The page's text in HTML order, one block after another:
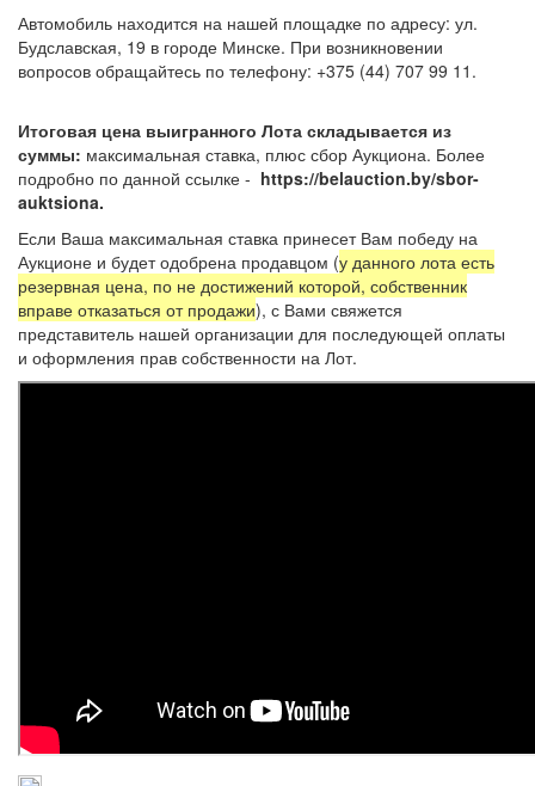
Автомобиль находится на нашей площадке по адресу: ул.
Будславская, 19 в городе Минске. При возникновении
вопросов обращайтесь по телефону: +375 (44) 707 99 11.
Итоговая цена выигранного Лота складывается из
суммы: максимальная ставка, плюс сбор Аукциона. Более
подробно по данной ссылке - https://belauction.by/sbor-
auktsiona.
Если Ваша максимальная ставка принесет Вам победу на
Аукционе и будет одобрена продавцом (у данного лота есть
резервная цена, по не достижений которой, собственник
вправе отказаться от продажи), с Вами свяжется
представитель нашей организации для последующей оплаты
и оформления прав собственности на Лот.